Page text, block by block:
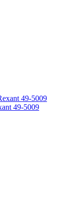
49-5009